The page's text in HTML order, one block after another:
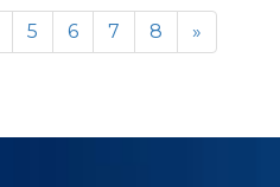
5 6 7 8 »